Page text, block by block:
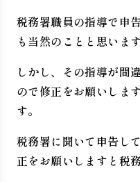
税務署職員の指導で申
も当然のことと思います
しかし、その指導が間
ので修正をお願いしま
す。
税務署に聞いて申告し
正をお願いしますと税